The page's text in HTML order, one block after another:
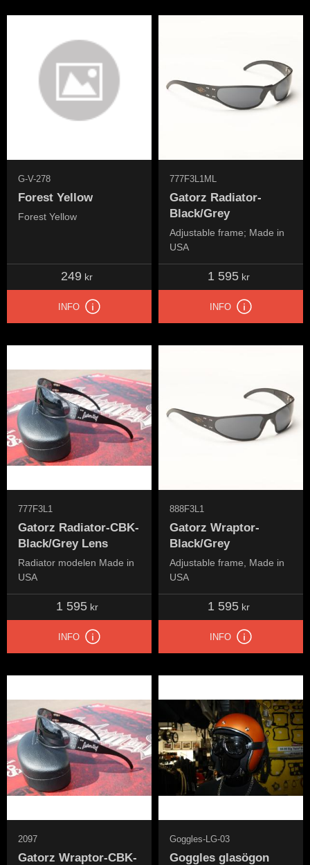
Forest Yellow
Forest Yellow
G-V-278
249 kr
INFO
Gatorz Radiator-
Black/Grey
Adjustable frame; Made in
USA
777F3L1ML
1 595kr
INFO
Gatorz Radiator-CBK-
Black/Grey Lens
Radiator modelen Made in
USA
777F3L1
1 595kr
INFO
Gatorz Wraptor-
Black/Grey
Adjustable frame, Made in
USA
888F3L1
1 595kr
INFO
Gatorz Wraptor-CBK-
2097
Goggles glasögon
Goggles-LG-03